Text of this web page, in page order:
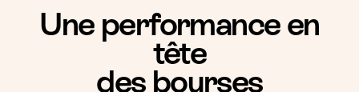
Une performance en
tête
des bourses